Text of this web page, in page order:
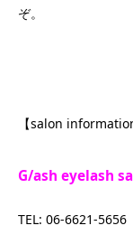
ぞ。
【salon information
G/ash eyelash
TEL: 06-6621-5656